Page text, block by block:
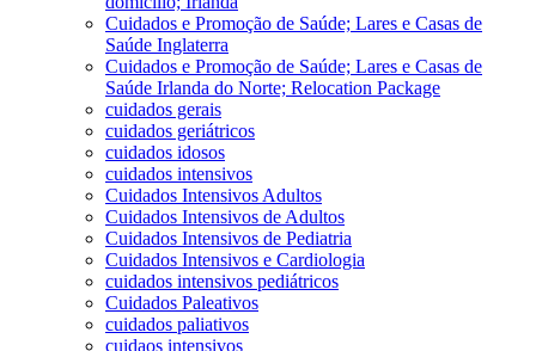
Cuidados e Promoção de Saúde; Lares e Casas de
Saúde Inglaterra
Cuidados e Promoção de Saúde; Lares e Casas de
Saúde Irlanda do Norte; Relocation Package
cuidados gerais
cuidados geriátricos
cuidados idosos
cuidados intensivos
Cuidados Intensivos Adultos
Cuidados Intensivos de Adultos
Cuidados Intensivos de Pediatria
Cuidados Intensivos e Cardiologia
cuidados intensivos pediátricos
Cuidados Paleativos
cuidados paliativos
cuidaos intensivos